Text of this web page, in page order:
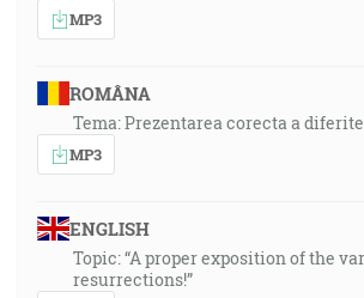
MP3
ROMÂNA
Tema: Prezentarea corecta a
MP3
ENGLISH
Topic: “A proper exposition of the
resurrections!”